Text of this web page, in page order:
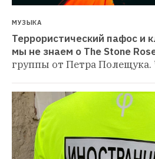
МУЗЫКА
Террористический пафос и
мы не знаем о The Stone
группы от Петра Полещука.